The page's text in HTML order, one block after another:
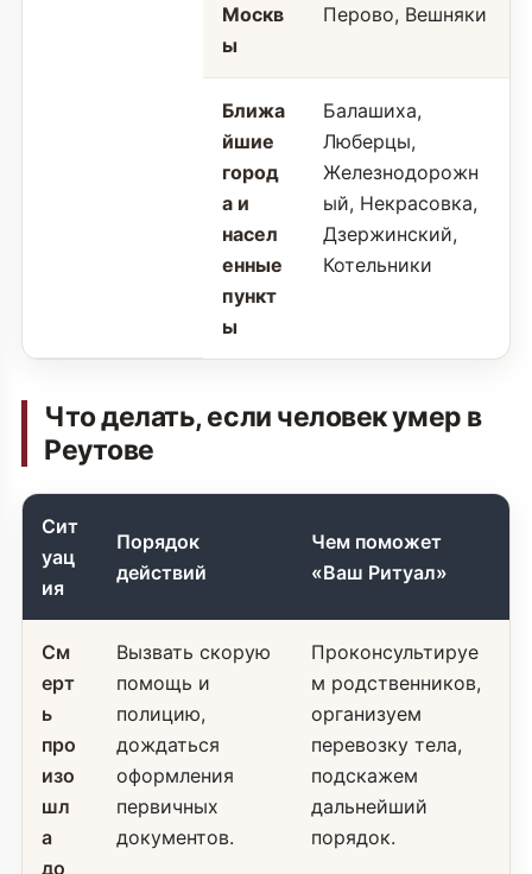
Москв
ы
Перово, Вешняки
Ближа
йшие
город
а и
насел
енные
пункт
ы
Балашиха,
Люберцы,
Железнодорожн
ый, Некрасовка,
Дзержинский,
Котельники
Что делать, если человек умер в
Реутове
Сит
уац
ия
Порядок
действий
Чем поможет
«Ваш Ритуал»
См
ерт
ь
про
изо
шл
а
до
Вызвать скорую
помощь и
полицию,
дождаться
оформления
первичных
документов.
Проконсультируе
м родственников,
организуем
перевозку тела,
подскажем
дальнейший
порядок.